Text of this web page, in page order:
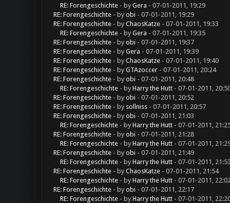
RE: Forengeschichte - byGera - 07-01-2011, 19:29
RE: Forengeschichte - byobi- 07-01-2011, 19:29
RE: Forengeschichte - byChaosKatze- 07-01-2011, 19:33
RE: Forengeschichte - byGera - 07-01-2011, 19:35
RE: Forengeschichte - byobi- 07-01-2011, 19:37
RE: Forengeschichte - byGera - 07-01-2011, 19:39
RE: Forengeschichte - byChaosKatze- 07-01-2011, 19:40
RE: Forengeschichte - byGTAzoccer- 07-01-2011, 20:24
RE: Forengeschichte - byobi- 07-01-2011, 20:48
RE: Forengeschichte - byHarry the Hutt- 07-01-2011,
RE: Forengeschichte - byobi- 07-01-2011, 20:52
RE: Forengeschichte - by sollniss- 07-01-2011, 20:57
RE: Forengeschichte - byobi- 07-01-2011, 21:03
RE: Forengeschichte - byHarry the Hutt- 07-01-2011,
RE: Forengeschichte - byobi- 07-01-2011, 21:28
RE: Forengeschichte - byHarry the Hutt- 07-01-2011,
RE: Forengeschichte - byobi- 07-01-2011, 21:49
RE: Forengeschichte - byHarry the Hutt- 07-01-2011, 21:53
RE: Forengeschichte - byChaosKatze- 07-01-2011, 21:54
RE: Forengeschichte - byHarry the Hutt- 07-01-2011,
RE: Forengeschichte - byobi- 07-01-2011, 22:17
RE: Forengeschichte - byHarry the Hutt- 07-01-2011,